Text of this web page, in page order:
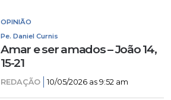
OPINIÃO
Pe. Daniel Curnis
Amar e ser amados – João 14,
15-21
REDAÇÃO 10/05/2026 as 9:52 am